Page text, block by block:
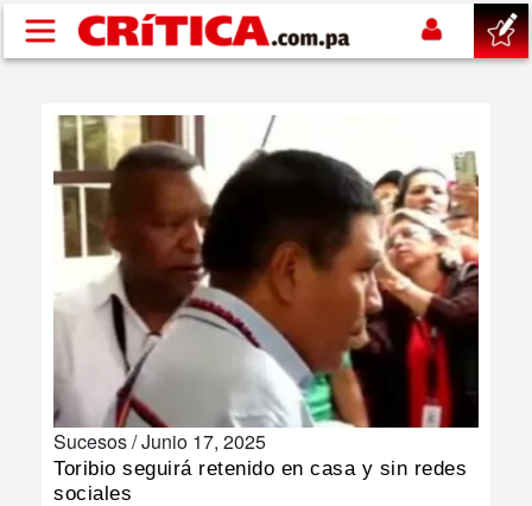
Pasar al contenido principal
SUCESOS
NACIONAL
POLÍTICA
DEPORTES
Sucesos /Junio 17, 2025
Toribio seguirá retenido en casa y sin redes
sociales